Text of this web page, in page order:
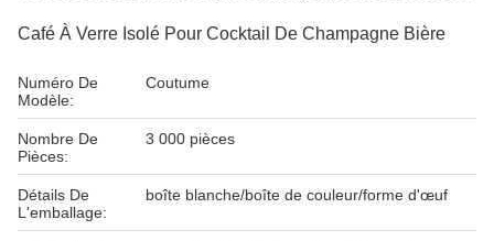
Café À Verre Isolé Pour Cocktail De Champagne Bière
Numéro De
Modèle:
Coutume
Nombre De
Pièces:
3 000 pièces
Détails De
L'emballage:
boîte blanche/boîte de couleur/forme d'œuf